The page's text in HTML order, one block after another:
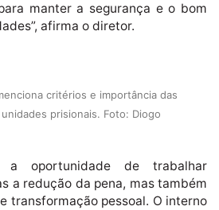
manter a segurança e o bom
afirma o diretor.
critérios e importância das
prisionais. Foto: Diogo
a oportunidade de trabalhar
a redução da pena, mas também
transformação pessoal. O interno